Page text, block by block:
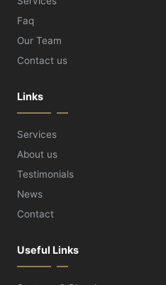
Faq
Our Team
Contact us
Links
Services
About us
Testimonials
News
Contact
Useful Links